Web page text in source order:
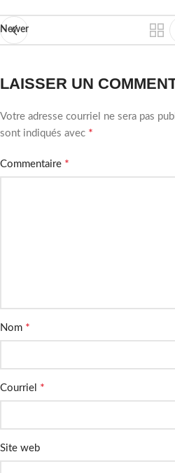
Newer
LAISSER UN
Votre adresse courriel ne sera pas
sont indiqués avec *
Commentaire *
Nom *
Courriel *
Site web